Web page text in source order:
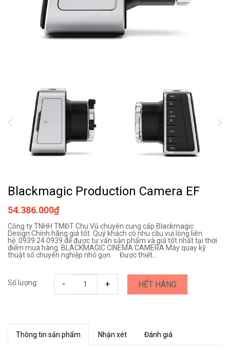
Blackmagic Production Camera EF
54.386.000₫
Công ty TNHH TMĐT Chu Vũ chuyên cung cấp Blackmagic
Design Chính hãng giá tốt. Quý khách có nhu cầu vui lòng liên
hệ: 0939 24 0939 để được tư vấn sản phẩm và giá tốt nhất tại thời
điểm mua hàng. BLACKMAGIC CINEMA CAMERA Máy quay kỹ
thuật số chuyên nghiệp nhỏ gọn. Được thiết...
Số lượng: - + HẾT HÀNG
Thông tin sản phẩm Nhận xét Đánh giá